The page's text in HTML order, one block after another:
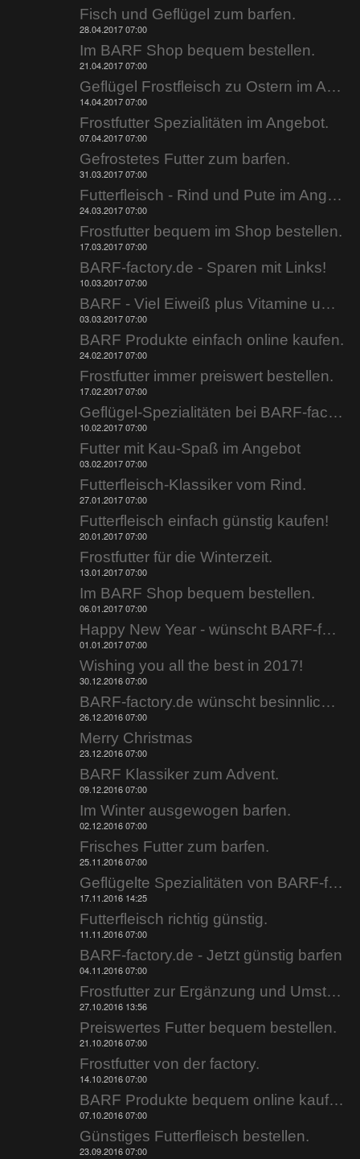
Fisch und Geflügel zum barfen.
28.04.2017 07:00
Im BARF Shop bequem bestellen.
21.04.2017 07:00
Geflügel Frostfleisch zu Ostern im Angebot.
14.04.2017 07:00
Frostfutter Spezialitäten im Angebot.
07.04.2017 07:00
Gefrostetes Futter zum barfen.
31.03.2017 07:00
Futterfleisch - Rind und Pute im Angebot.
24.03.2017 07:00
Frostfutter bequem im Shop bestellen.
17.03.2017 07:00
BARF-factory.de - Sparen mit Links!
10.03.2017 07:00
BARF - Viel Eiweiß plus Vitamine und Mineralien.
03.03.2017 07:00
BARF Produkte einfach online kaufen.
24.02.2017 07:00
Frostfutter immer preiswert bestellen.
17.02.2017 07:00
Geflügel-Spezialitäten bei BARF-factory.de.
10.02.2017 07:00
Futter mit Kau-Spaß im Angebot
03.02.2017 07:00
Futterfleisch-Klassiker vom Rind.
27.01.2017 07:00
Futterfleisch einfach günstig kaufen!
20.01.2017 07:00
Frostfutter für die Winterzeit.
13.01.2017 07:00
Im BARF Shop bequem bestellen.
06.01.2017 07:00
Happy New Year - wünscht BARF-factory.de.
01.01.2017 07:00
Wishing you all the best in 2017!
30.12.2016 07:00
BARF-factory.de wünscht besinnliche Weihnachtstage.
26.12.2016 07:00
Merry Christmas
23.12.2016 07:00
BARF Klassiker zum Advent.
09.12.2016 07:00
Im Winter ausgewogen barfen.
02.12.2016 07:00
Frisches Futter zum barfen.
25.11.2016 07:00
Geflügelte Spezialitäten von BARF-factory.de.
17.11.2016 14:25
Futterfleisch richtig günstig.
11.11.2016 07:00
BARF-factory.de - Jetzt günstig barfen
04.11.2016 07:00
Frostfutter zur Ergänzung und Umstellung.
27.10.2016 13:56
Preiswertes Futter bequem bestellen.
21.10.2016 07:00
Frostfutter von der factory.
14.10.2016 07:00
BARF Produkte bequem online kaufen.
07.10.2016 07:00
Günstiges Futterfleisch bestellen.
23.09.2016 07:00